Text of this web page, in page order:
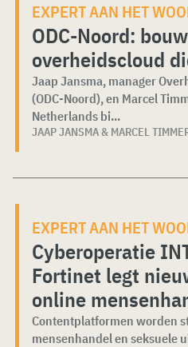
EXPERT AAN HET
ODC-Noord:
overheidscloud
Jaap Jansma, manager
(ODC-Noord), en Marcel
Netherlands bi...
JAAP JANSMA & MARCEL
EXPERT AAN HET
Cyberoperatie
Fortinet legt
online
Contentplatformen worden
mensenhandel en seksuele